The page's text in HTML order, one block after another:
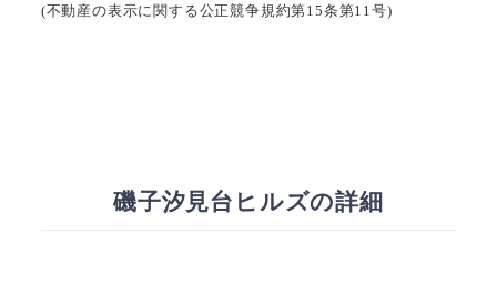
(不動産の表示に関する公正競争規約第15条第11号)
磯子汐見台ヒルズの詳細